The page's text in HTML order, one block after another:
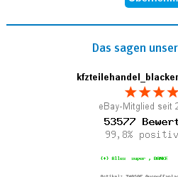
Das sagen